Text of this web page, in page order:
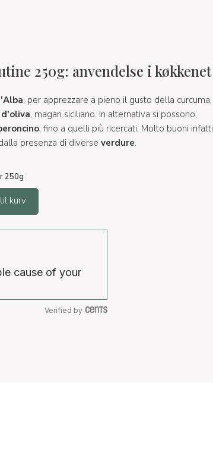
250g: anvendelse i køkkenet
, per apprezzare a pieno il gusto della curcuma,
, magari siciliano. In alternativa si possono
, fino a quelli più ricercati. Molto buoni infatti
presenza di diverse verdure.
250g
kurv
cause of your
Verified by